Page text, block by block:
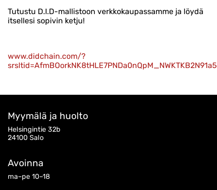
Tutustu D.I.D-mallistoon verkkokaupassamme ja löydä
itsellesi sopivin ketju!
www.didchain.com/?
Myymälä ja huolto
Helsingintie 32b
24100 Salo
Avoinna
ma–pe 10–18